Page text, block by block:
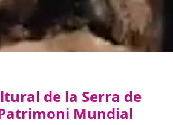
de la Serra de
Mundial